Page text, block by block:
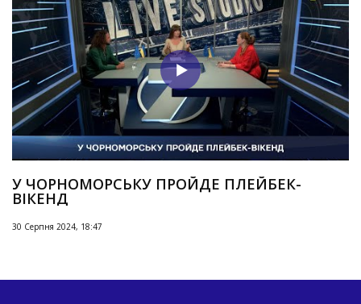
У ЧОРНОМОРСЬКУ ПРОЙДЕ ПЛЕЙБЕК-
ВІКЕНД
30 Серпня 2024, 18:47